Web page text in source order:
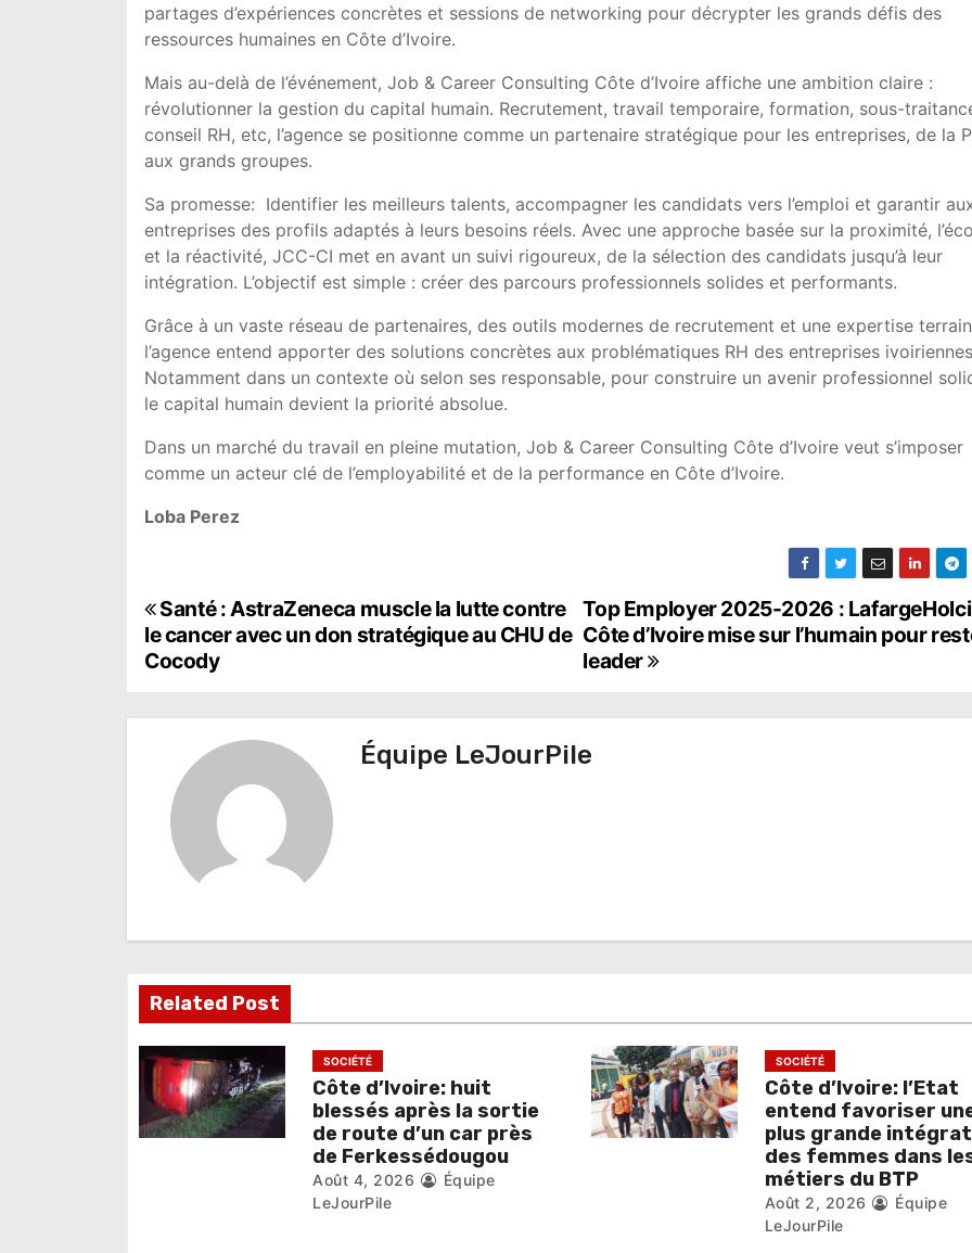
partages d’expériences concrètes et sessions de networking pour décrypter les grands défis des
ressources humaines en Côte d’Ivoire.
Mais au-delà de l’événement, Job & Career Consulting Côte d’Ivoire affiche une ambition claire :
révolutionner la gestion du capital humain. Recrutement, travail temporaire, formation, sous-
conseil RH, etc, l’agence se positionne comme un partenaire stratégique pour les entreprises, de la
aux grands groupes.
Sa promesse: Identifier les meilleurs talents, accompagner les candidats vers l’emploi et garantir
entreprises des profils adaptés à leurs besoins réels. Avec une approche basée sur la proximité,
et la réactivité, JCC-CI met en avant un suivi rigoureux, de la sélection des candidats jusqu’à leur
intégration. L’objectif est simple : créer des parcours professionnels solides et performants.
Grâce à un vaste réseau de partenaires, des outils modernes de recrutement et une expertise
l’agence entend apporter des solutions concrètes aux problématiques RH des entreprises
Notamment dans un contexte où selon ses responsable, pour construire un avenir professionnel
le capital humain devient la priorité absolue.
Dans un marché du travail en pleine mutation, Job & Career Consulting Côte d’Ivoire veut s’imposer
comme un acteur clé de l’employabilité et de la performance en Côte d’Ivoire.
Loba Perez
N
a
o
n
d
e
l
’
Top Employer 2025-2026 :
Côte d’Ivoire mise sur l’humain pour
leader
Santé : AstraZeneca muscle la lutte contre
le cancer avec un don stratégique au CHU de
Cocody
Équipe LeJourPile
Related Post
SOCIÉTÉ
Côte d’Ivoire: huit
blessés après la sortie
de route d’un car près
de Ferkessédougou
Août 4, 2026
Équipe
LeJourPile
SOCIÉTÉ
Côte d’Ivoire: l’Etat
entend favoriser
plus grande
des femmes dans
métiers du BTP
Août 2, 2026
Équipe
LeJourPile